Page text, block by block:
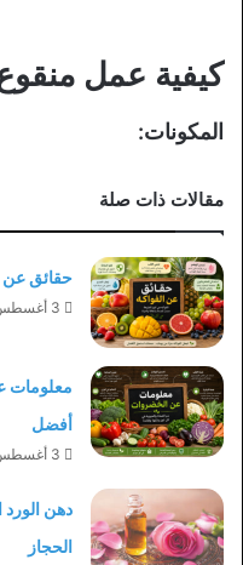
كيفية عمل
المكونات:
مقالات ذات صلة
حقائق عن
3 أغسطس، 2026
معلومات
أفضل
3 أغسطس، 2026
دهن
الحجاز